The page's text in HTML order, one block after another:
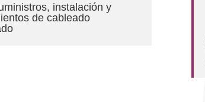
instalación y
de cableado